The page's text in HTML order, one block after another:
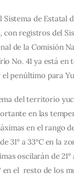
Sistema de Estatal
con registros del
de la Comisión
No. 41 ya está
penúltimo para
del territorio
en las
en el rango
31° a 33°C en la
oscilarán de 21°
en el  resto de los